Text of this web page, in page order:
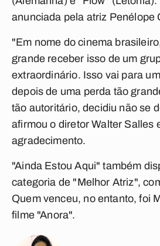
anunciada pela atriz Penélope
"Em nome do cinema
grande receber isso de um
extraordinário. Isso vai para
depois de uma perda tão
tão autoritário, decidiu não se
afirmou o diretor Walter Salles
agradecimento.
"Ainda Estou Aqui" também
categoria de "Melhor Atriz",
Quem venceu, no entanto, foi
filme "Anora".